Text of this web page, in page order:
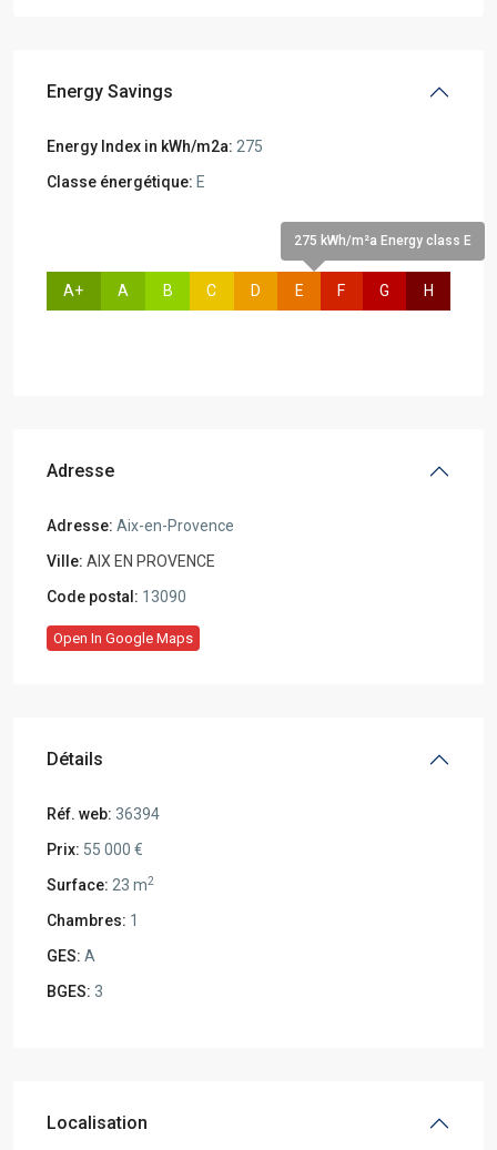
Energy Savings
Energy Index in kWh/m2a: 275
Classe énergétique: E
A+ A B C D
275 kWh/m²a Energy class E
E F G H
Adresse
Adresse: Aix-en-Provence
Ville: AIX EN PROVENCE
Code postal: 13090
Open In Google Maps
Détails
Réf. web: 36394
Prix: 55 000 €
Surface: 23 m2
Chambres: 1
GES: A
BGES: 3
Localisation